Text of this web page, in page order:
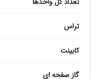
تراس
کابینت
گاز صفحه ای